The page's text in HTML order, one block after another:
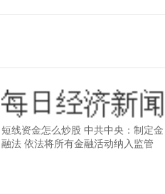
短线资金怎么炒股 中共中央：制定金
融法 依法将所有金融活动纳入监管